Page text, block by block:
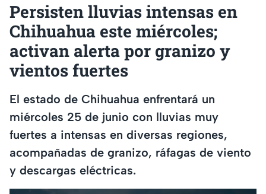
Persisten lluvias intensas en
Chihuahua este miércoles;
activan alerta por granizo y
vientos fuertes
El estado de Chihuahua enfrentará un
miércoles 25 de junio con lluvias muy
fuertes a intensas en diversas regiones,
acompañadas de granizo, ráfagas de viento
y descargas eléctricas.